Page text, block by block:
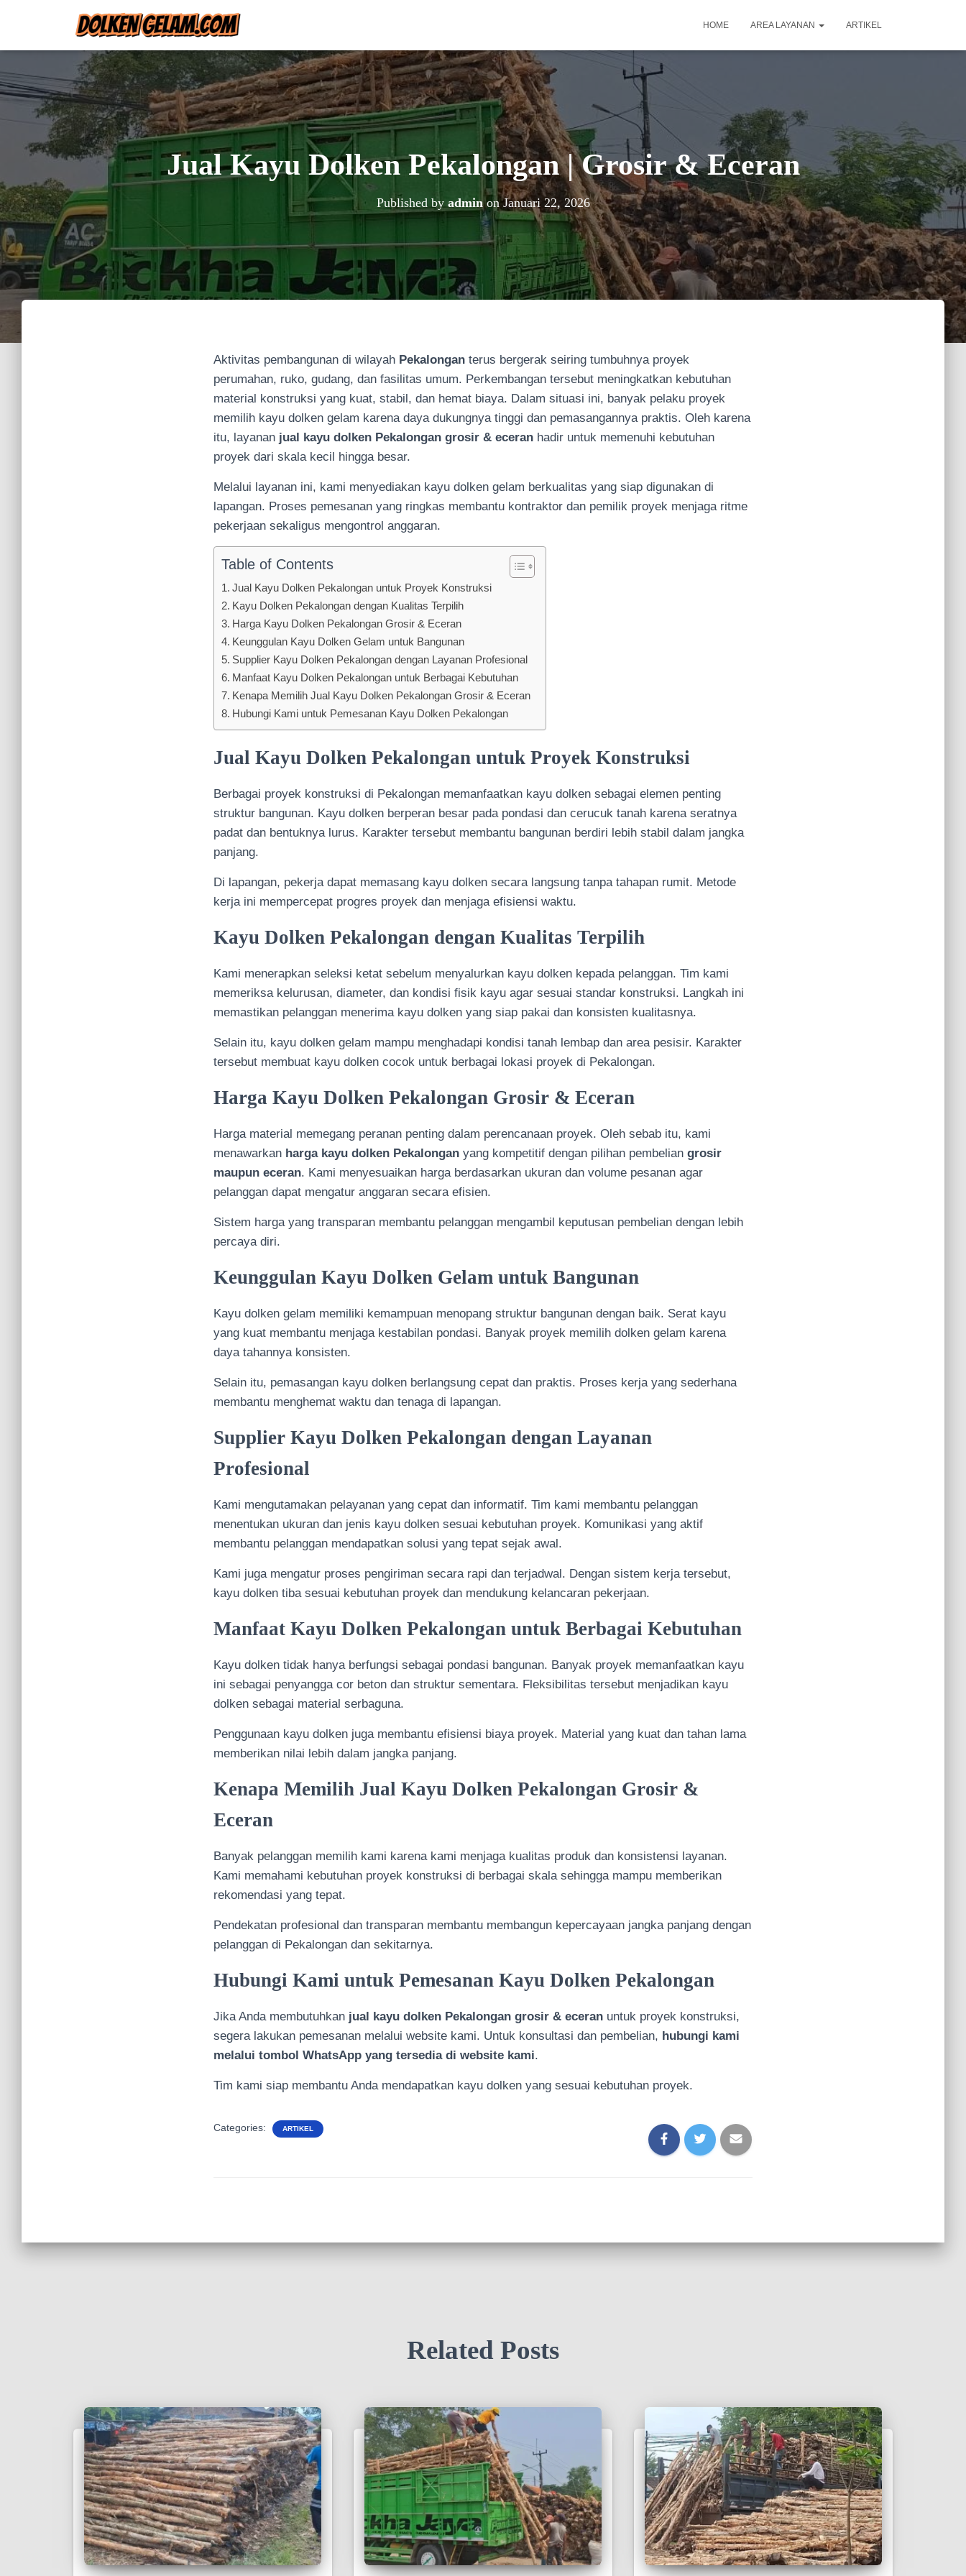
HOME AREA LAYANAN ARTIKEL
Jual Kayu Dolken Pekalongan | Grosir & Eceran
Published by adminonJanuari 22, 2026
Aktivitas pembangunan di wilayah Pekalongan terus bergerak seiring tumbuhnya proyek
perumahan, ruko, gudang, dan fasilitas umum. Perkembangan tersebut meningkatkan kebutuhan
material konstruksi yang kuat, stabil, dan hemat biaya. Dalam situasi ini, banyak pelaku proyek
memilih kayu dolken gelam karena daya dukungnya tinggi dan pemasangannya praktis. Oleh karena
itu, layanan jual kayu dolken Pekalongan grosir & eceran hadir untuk memenuhi kebutuhan
proyek dari skala kecil hingga besar.
Melalui layanan ini, kami menyediakan kayu dolken gelam berkualitas yang siap digunakan di
lapangan. Proses pemesanan yang ringkas membantu kontraktor dan pemilik proyek menjaga ritme
pekerjaan sekaligus mengontrol anggaran.
Table of Contents
Jual Kayu Dolken Pekalongan untuk Proyek Konstruksi
Kayu Dolken Pekalongan dengan Kualitas Terpilih
Harga Kayu Dolken Pekalongan Grosir & Eceran
Keunggulan Kayu Dolken Gelam untuk Bangunan
Supplier Kayu Dolken Pekalongan dengan Layanan Profesional
Manfaat Kayu Dolken Pekalongan untuk Berbagai Kebutuhan
Kenapa Memilih Jual Kayu Dolken Pekalongan Grosir & Eceran
Hubungi Kami untuk Pemesanan Kayu Dolken Pekalongan
Jual Kayu Dolken Pekalongan untuk Proyek Konstruksi
Berbagai proyek konstruksi di Pekalongan memanfaatkan kayu dolken sebagai elemen penting
struktur bangunan. Kayu dolken berperan besar pada pondasi dan cerucuk tanah karena seratnya
padat dan bentuknya lurus. Karakter tersebut membantu bangunan berdiri lebih stabil dalam jangka
panjang.
Di lapangan, pekerja dapat memasang kayu dolken secara langsung tanpa tahapan rumit. Metode
kerja ini mempercepat progres proyek dan menjaga efisiensi waktu.
Kayu Dolken Pekalongan dengan Kualitas Terpilih
Kami menerapkan seleksi ketat sebelum menyalurkan kayu dolken kepada pelanggan. Tim kami
memeriksa kelurusan, diameter, dan kondisi fisik kayu agar sesuai standar konstruksi. Langkah ini
memastikan pelanggan menerima kayu dolken yang siap pakai dan konsisten kualitasnya.
Selain itu, kayu dolken gelam mampu menghadapi kondisi tanah lembap dan area pesisir. Karakter
tersebut membuat kayu dolken cocok untuk berbagai lokasi proyek di Pekalongan.
Harga Kayu Dolken Pekalongan Grosir & Eceran
Harga material memegang peranan penting dalam perencanaan proyek. Oleh sebab itu, kami
menawarkan harga kayu dolken Pekalongan yang kompetitif dengan pilihan pembelian grosir
maupun eceran. Kami menyesuaikan harga berdasarkan ukuran dan volume pesanan agar
pelanggan dapat mengatur anggaran secara efisien.
Sistem harga yang transparan membantu pelanggan mengambil keputusan pembelian dengan lebih
percaya diri.
Keunggulan Kayu Dolken Gelam untuk Bangunan
Kayu dolken gelam memiliki kemampuan menopang struktur bangunan dengan baik. Serat kayu
yang kuat membantu menjaga kestabilan pondasi. Banyak proyek memilih dolken gelam karena
daya tahannya konsisten.
Selain itu, pemasangan kayu dolken berlangsung cepat dan praktis. Proses kerja yang sederhana
membantu menghemat waktu dan tenaga di lapangan.
Supplier Kayu Dolken Pekalongan dengan Layanan
Profesional
Kami mengutamakan pelayanan yang cepat dan informatif. Tim kami membantu pelanggan
menentukan ukuran dan jenis kayu dolken sesuai kebutuhan proyek. Komunikasi yang aktif
membantu pelanggan mendapatkan solusi yang tepat sejak awal.
Kami juga mengatur proses pengiriman secara rapi dan terjadwal. Dengan sistem kerja tersebut,
kayu dolken tiba sesuai kebutuhan proyek dan mendukung kelancaran pekerjaan.
Manfaat Kayu Dolken Pekalongan untuk Berbagai Kebutuhan
Kayu dolken tidak hanya berfungsi sebagai pondasi bangunan. Banyak proyek memanfaatkan kayu
ini sebagai penyangga cor beton dan struktur sementara. Fleksibilitas tersebut menjadikan kayu
dolken sebagai material serbaguna.
Penggunaan kayu dolken juga membantu efisiensi biaya proyek. Material yang kuat dan tahan lama
memberikan nilai lebih dalam jangka panjang.
Kenapa Memilih Jual Kayu Dolken Pekalongan Grosir &
Eceran
Banyak pelanggan memilih kami karena kami menjaga kualitas produk dan konsistensi layanan.
Kami memahami kebutuhan proyek konstruksi di berbagai skala sehingga mampu memberikan
rekomendasi yang tepat.
Pendekatan profesional dan transparan membantu membangun kepercayaan jangka panjang dengan
pelanggan di Pekalongan dan sekitarnya.
Hubungi Kami untuk Pemesanan Kayu Dolken Pekalongan
Jika Anda membutuhkan jual kayu dolken Pekalongan grosir & eceran untuk proyek konstruksi,
segera lakukan pemesanan melalui website kami. Untuk konsultasi dan pembelian, hubungi kami
melalui tombol WhatsApp yang tersedia di website kami.
Tim kami siap membantu Anda mendapatkan kayu dolken yang sesuai kebutuhan proyek.
Categories: ARTIKEL
Related Posts